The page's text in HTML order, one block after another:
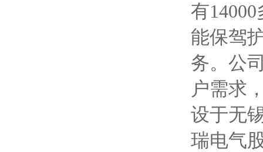
有
能保驾
务。公
户需求
设于无
瑞电气